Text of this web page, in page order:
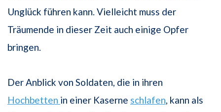
Unglück führen kann. Vielleicht muss der
Träumende in dieser Zeit auch einige Opfer
bringen.
Der Anblick von Soldaten, die in ihren
Hochbetten in einer Kaserne schlafen , kann als